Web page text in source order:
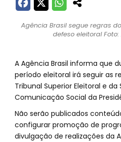
Agência Brasil segue regras
defeso eleitoral
A Agência Brasil informa que
período eleitoral irá seguir as
Tribunal Superior Eleitoral e da
Comunicação Social da
Não serão publicados
configurar promoção de
divulgação de realizações da